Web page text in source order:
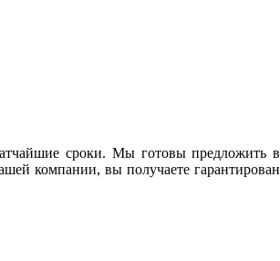
сроки. Мы готовы
компании, вы получаете